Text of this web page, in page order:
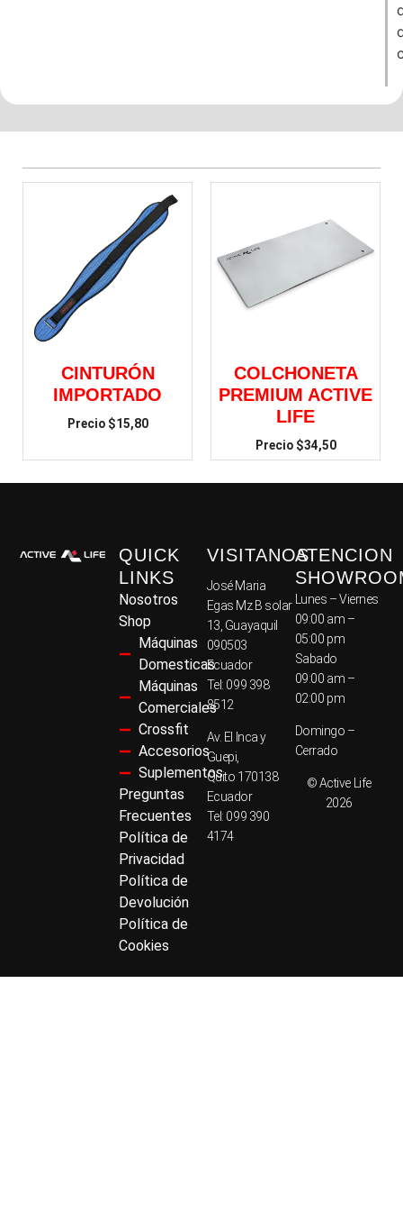
CINTURÓN
IMPORTADO
$15,80
COLCHONETA
PREMIUM ACTIVE
LIFE
$34,50
QUICK
LINKS
Nosotros
Shop
Máquinas
Domesticas
Máquinas
Comerciales
Crossfit
Accesorios
Suplementos
Preguntas
Frecuentes
Política de
Privacidad
Política de
Devolución
Política de
Cookies
VISITANOS
José Maria
Egas Mz B solar
13, Guayaquil
090503
Ecuador
Tel: 099 398
8512
Av. El Inca y
Guepi,
Quito 170138
Ecuador
Tel: 099 390
4174
ATENCION
Lunes – Viernes
09:00 am –
05:00 pm
Sabado
09:00 am –
02:00 pm
Domingo –
Cerrado
© Active Life
2026